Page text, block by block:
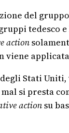
del
tedesco
action
viene
Stati
si presta
action su